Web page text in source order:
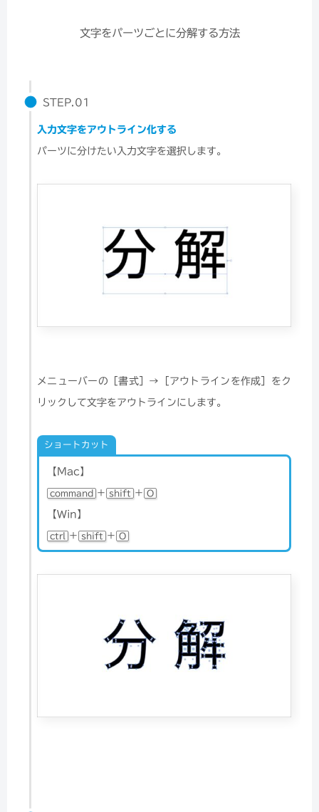
文字をパーツごとに分解する方法
STEP.01
入力文字をアウトライン化する
パーツに分けたい入力文字を選択します。
メニューバーの［書式］→［アウトラインを作成］をク
リックして文字をアウトラインにします。
ショートカット
【Mac】
command ＋ shift ＋ O
【Win】
ctrl ＋ shift ＋ O